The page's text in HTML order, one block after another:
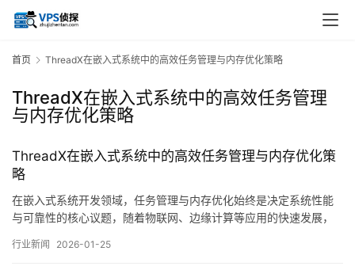
首页 ThreadX在嵌入式系统中的高效任务管理与内存优化策略
ThreadX在嵌入式系统中的高效任务管理
与内存优化策略
ThreadX在嵌入式系统中的高效任务管理与内存优化策
略
在嵌入式系统开发领域，任务管理与内存优化始终是决定系统性能
与可靠性的核心议题，随着物联网、边缘计算等应用的快速发展，
在这样的背景下，ThreadX作为一款成熟的高性能实时操作系统，
行业新闻 2026-01-25